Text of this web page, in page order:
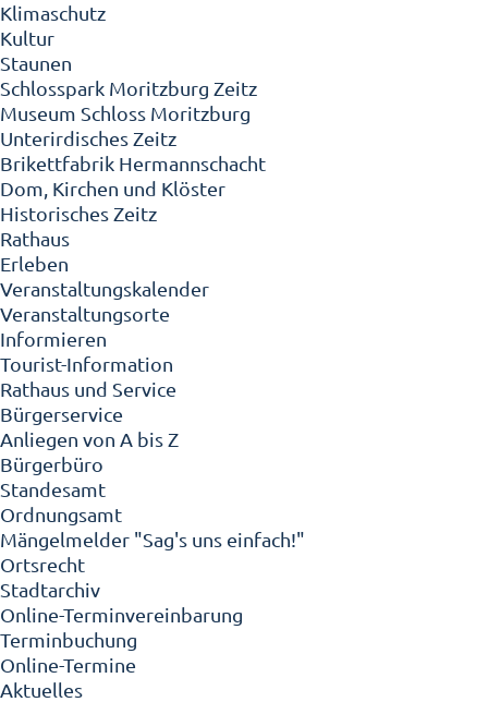
Klimaschutz
Kultur
Staunen
Schlosspark Moritzburg Zeitz
Museum Schloss Moritzburg
Unterirdisches Zeitz
Brikettfabrik Hermannschacht
Dom, Kirchen und Klöster
Historisches Zeitz
Rathaus
Erleben
Veranstaltungskalender
Veranstaltungsorte
Informieren
Tourist-Information
Rathaus und Service
Bürgerservice
Anliegen von A bis Z
Bürgerbüro
Standesamt
Ordnungsamt
Mängelmelder "Sag's uns einfach!"
Ortsrecht
Stadtarchiv
Online-Terminvereinbarung
Terminbuchung
Online-Termine
Aktuelles